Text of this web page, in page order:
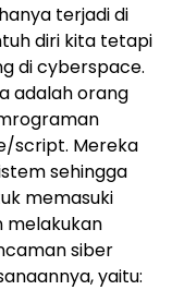
terjadi di
diri kita tetapi
di cyberspace.
adalah orang
script. Mereka
sehingga
memasuki
melakukan
siber
yaitu: